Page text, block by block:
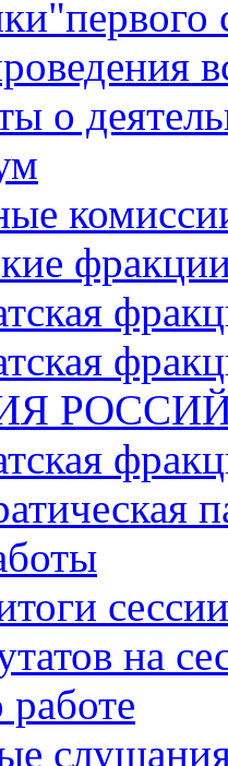
о
сессии
на